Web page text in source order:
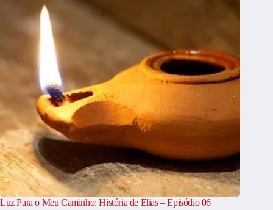
Luz Para o Meu Caminho: História de Elias – Episódio 06